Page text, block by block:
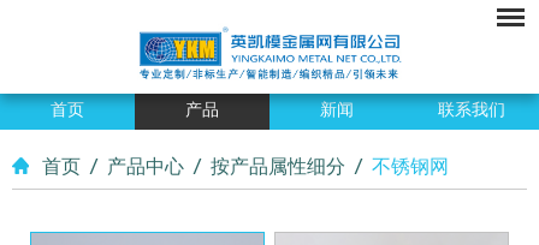
首页 产品 新闻 联系我们
首页 / 产品中心 / 按产品属性细分 / 不锈钢网